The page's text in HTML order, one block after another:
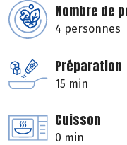
Nombre de
4 personnes
Préparation
15 min
Cuisson
0 min